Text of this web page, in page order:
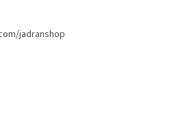
jadranshop